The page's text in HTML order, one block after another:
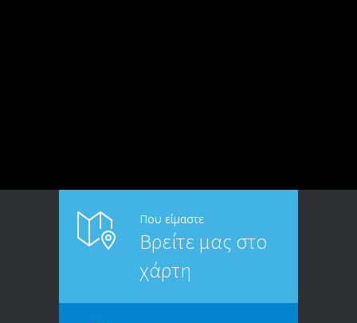
Που είμαστε
Βρείτε μας στο
χάρτη